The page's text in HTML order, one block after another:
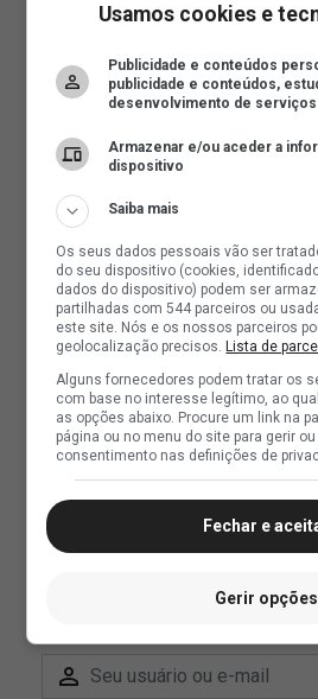
Usamos cookies e
Publicidade e conteúdos
publicidade e conteúdos,
desenvolvimento de serviços
Armazenar e/ou aceder a
dispositivo
Saiba mais
Os seus dados pessoais vão ser
do seu dispositivo (cookies,
dados do dispositivo) podem ser
partilhadas com 544 parceiros ou
este site. Nós e os nossos parceiros
geolocalização precisos. Lista de
Alguns fornecedores podem tratar os
com base no interesse legítimo, ao
as opções abaixo. Procure um link na
página ou no menu do site para gerir
consentimento nas definições de
Fechar e
Gerir opções